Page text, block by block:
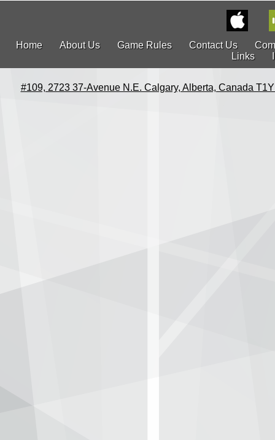
Home About Us Game Rules Contact Us
Links
#109, 2723 37-Avenue N.E. Calgary, Alberta, Canada